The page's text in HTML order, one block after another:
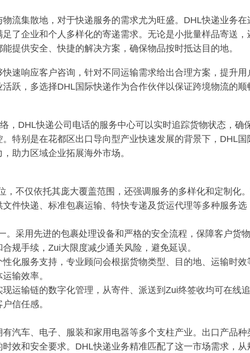
流集散地，对于快递服务的需求尤为旺盛。DHL快递业务在
了企业和个人多样化的寄递需求。无论是小批量样品寄送，
提供安全、快捷的解决方案，确保物品按时抵达目的地。
速响应客户咨询，针对不同运输需求给出合理方案，提升用
跃，多选择DHL国际快递作为合作伙伴以保证跨境物流的顺
，DHL快递公司电话的服务中心可以实时追踪货物状态，确
特别是在花都区出口导向型产业快速发展的背景下，DHL国
助力区域企业拓展海外市场。
，不仅依托其庞大覆盖范围，还强调服务的多样化和定制化
件快递、标准包裹运输、特快专递及货运代理等多种服务选
。采用先进的包裹处理设备和严格的安全流程，保障客户货
规手续，Zui大限度减少通关风险，避免延误。
化服务支持，专业顾问会根据货物类型、目的地、运输时效
输效率。
运输链的数字化管理，从寄件、派送到Zui终签收均可在线追
信任感。
汽车、电子、服装和家用电器等多个支柱产业。出口产品种
效和安全要求。DHL快递业务精准匹配了这一市场需求，从